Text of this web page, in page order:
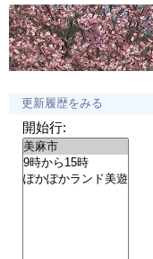
更新履歴をみる
開始行: